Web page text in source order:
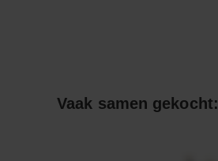
Vaak samen gekocht: